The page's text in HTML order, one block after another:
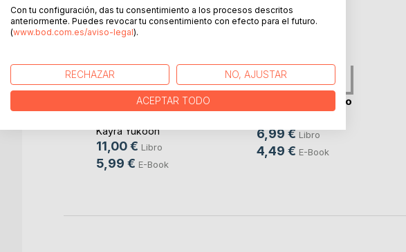
MÁS TÍTULOS DEBoD
Los 3 senderos de
luz
Kayra Yukoon
11,00 € Libro
5,99 € E-Book
Hoy me propongo
6,99 € Libro
4,49 € E-Book
Con tu configuración, das tu consentimiento a los procesos descritos
anteriormente. Puedes revocar tu consentimiento con efecto para el futuro.
(www.bod.com.es/aviso-legal).
RECHAZAR NO, AJUSTAR
ACEPTAR TODO